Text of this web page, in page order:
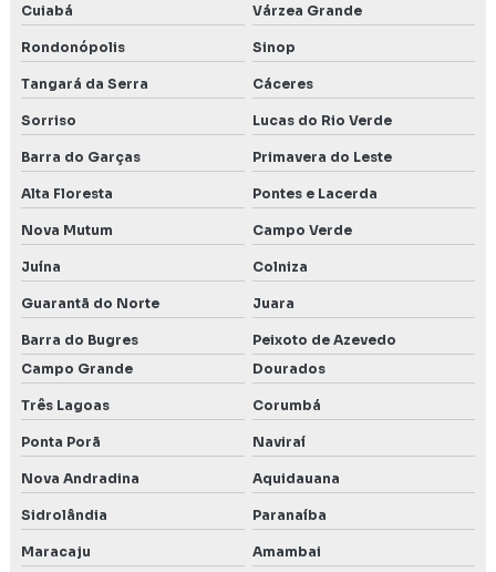
Cuiabá
Várzea Grande
Rondonópolis Sinop
Tangará da Serra Cáceres
Sorriso Lucas do Rio Verde
Barra do Garças Primavera do Leste
Alta Floresta Pontes e Lacerda
Nova Mutum Campo Verde
Juína Colniza
Guarantã do Norte Juara
Barra do Bugres
Peixoto de Azevedo
Campo Grande
Dourados
Três Lagoas Corumbá
Ponta Porã Naviraí
Nova Andradina Aquidauana
Sidrolândia Paranaíba
Maracaju Amambai